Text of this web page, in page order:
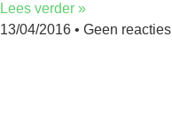
Lees verder »
13/04/2016
Geen reacties